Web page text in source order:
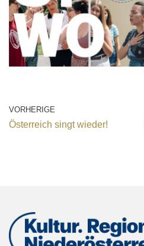
VORHERIGE
Österreich singt wieder!